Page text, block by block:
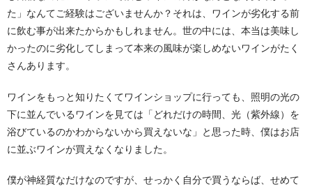
た」なんてご経験はございませんか？それは、ワインが劣化する前
に飲む事が出来たからかもしれません。世の中には、本当は美味し
かったのに劣化してしまって本来の風味が楽しめないワインがたく
さんあります。
ワインをもっと知りたくてワインショップに行っても、照明の光の
下に並んでいるワインを見ては「どれだけの時間、光（紫外線）を
浴びているのかわからないから買えないな」と思った時、僕はお店
に並ぶワインが買えなくなりました。
僕が神経質なだけなのですが、せっかく自分で買うならば、せめて